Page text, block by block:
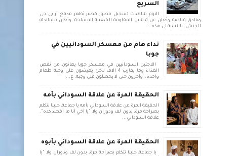
السريع
اليوم شاهدت تسجيل مصور قصير يُظهر مدفع آر بي جي
وبنادق قناصة ويُعلن عن تدشين المقاومة الشعبية المسلحة، ويُعلن مساندته
للجيش. بالنسبة لي هذه ...
نداء هام من معسكر السودانيين في
جوبا
اللاجئين السودانيين في معسكر جوبا يعانون من نقص
الغذاء وما يقارب 4 الاف لاجئ يعيشون على وجبة طعام
واحدة. وأخرون حتى لا يحصلون على وجبة. ع...
الحقيقة المرة عن علاقة السوداني بأمه
الحقيقة المرة عن علاقة السوداني بأمه يا جماعة، خلينا نتكلم
بصراحة مرة، بدون لف ودوران ولا "يا أخي أنا ما أقصد كده".
علاقة السوداني...
الحقيقة المرة عن علاقة السوداني بأبوه
يا جماعة، خلينا نتكلم بصراحة مرة، بدون لف ودوران ولا "يا